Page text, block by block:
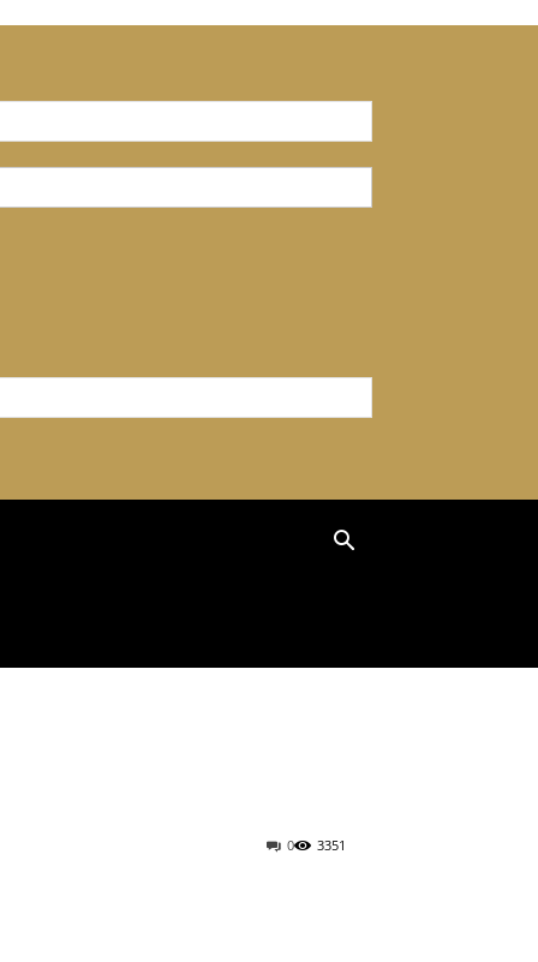
3351
0